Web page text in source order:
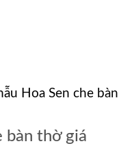
Hoa Sen che
bàn thờ giá